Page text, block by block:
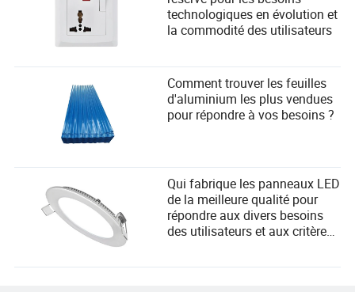
technologiques en évolution et
la commodité des utilisateurs
Comment trouver les feuilles
d'aluminium les plus vendues
pour répondre à vos besoins ?
Qui fabrique les panneaux LED
de la meilleure qualité pour
répondre aux divers besoins
des utilisateurs et aux critères